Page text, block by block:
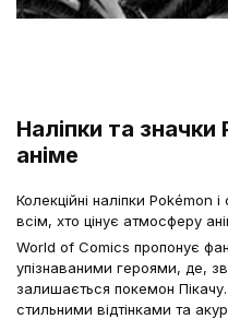
Наліпки та
аніме
Колекційні наліпки Pokémon
всім, хто цінує атмосферу
World of Comics пропонує
упізнаваними героями, де,
залишається покемон
стильними відтінками та